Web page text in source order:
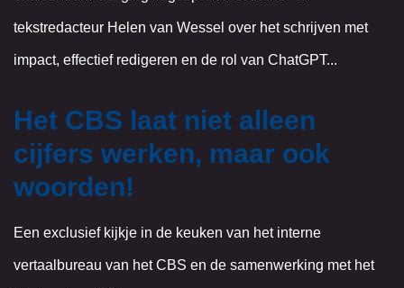
tekstredacteur Helen van Wessel over het schrijven met
impact, effectief redigeren en de rol van ChatGPT...
Het CBS laat niet alleen
cijfers werken, maar ook
woorden!
Een exclusief kijkje in de keuken van het interne
vertaalbureau van het CBS en de samenwerking met het